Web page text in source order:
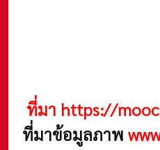
ที่มา https://
ที่มาข้อมูลภาพ